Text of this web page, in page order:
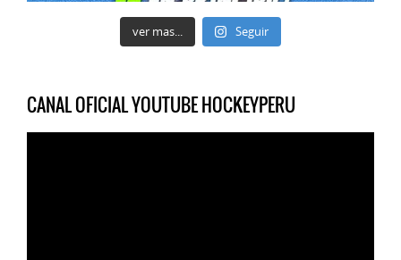
ver mas... Seguir
CANAL OFICIAL YOUTUBE HOCKEYPERU